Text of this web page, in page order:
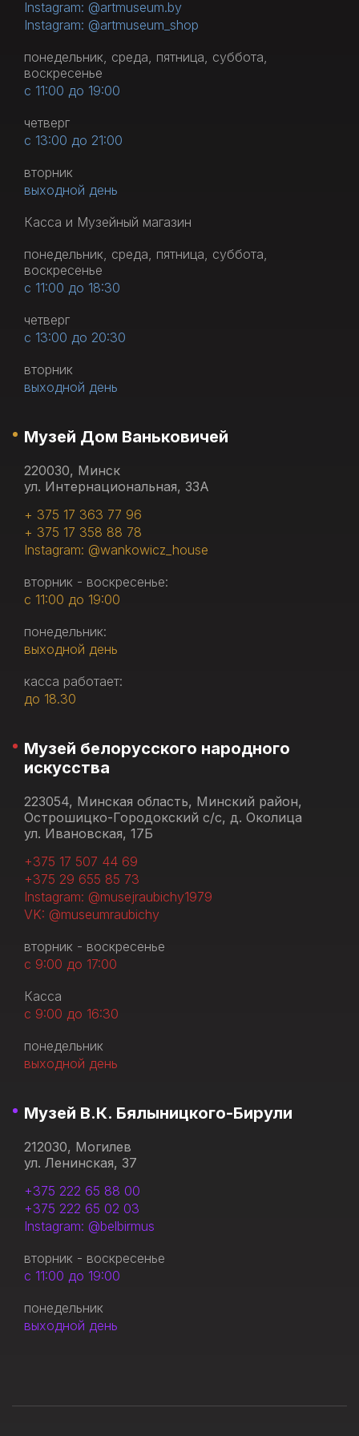
Instagram: @artmuseum.by
Instagram: @artmuseum_shop
понедельник, среда, пятница, суббота,
воскресенье
с 11:00 до 19:00
четверг
с 13:00 до 21:00
вторник
выходной день
Касса и Музейный магазин
понедельник, среда, пятница, суббота,
воскресенье
с 11:00 до 18:30
четверг
с 13:00 до 20:30
вторник
выходной день
Музей Дом Ваньковичей
220030, Минск
ул. Интернациональная, 33А
+ 375 17 363 77 96
+ 375 17 358 88 78
Instagram: @wankowicz_house
вторник - воскресенье:
с 11:00 до 19:00
понедельник:
выходной день
касса работает:
до 18.30
Музей белорусского народного
искусства
223054, Минская область, Минский район,
Острошицко-Городокский с/с, д. Околица
ул. Ивановская, 17Б
+375 17 507 44 69
+375 29 655 85 73
Instagram: @musejraubichy1979
VK: @museumraubichy
вторник - воскресенье
с 9:00 до 17:00
Касса
с 9:00 до 16:30
понедельник
выходной день
Музей В.К. Бялыницкого-Бирули
212030, Могилев
ул. Ленинская, 37
+375 222 65 88 00
+375 222 65 02 03
Instagram: @belbirmus
вторник - воскресенье
с 11:00 до 19:00
понедельник
выходной день